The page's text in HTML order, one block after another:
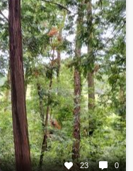
23 0